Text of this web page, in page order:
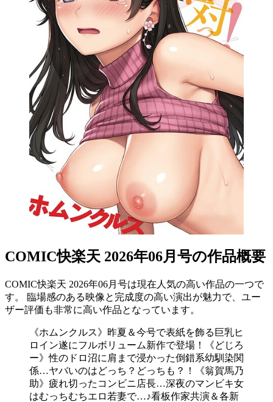
COMIC快楽天 2026年06月号の作品概要
COMIC快楽天 2026年06月号は現在人気の高い作品の一つで
す。 臨場感のある映像と完成度の高い演出が魅力で、ユー
ザー評価も非常に高い作品となっています。
《ホムンクルス》昨夏＆今号で表紙を飾る巨乳ヒ
ロイン遂にフルボリューム新作で登場！《どじろ
ー》性のドロ沼に肩まで浸かった倒錯系幼馴染関
係…ヤバいのはどっち？どっちも？！《翁賀馬乃
助》疲れ切ったコンビニ店長…深夜のマンビキ女
はむっちむちエロ若妻で…♪看板作家共演＆各新